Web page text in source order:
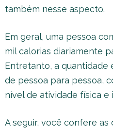
também nesse aspecto.
Em geral, uma pessoa
mil calorias diariamente
Entretanto, a quantidade
de pessoa para pessoa,
nível de atividade física e
A seguir, você confere as